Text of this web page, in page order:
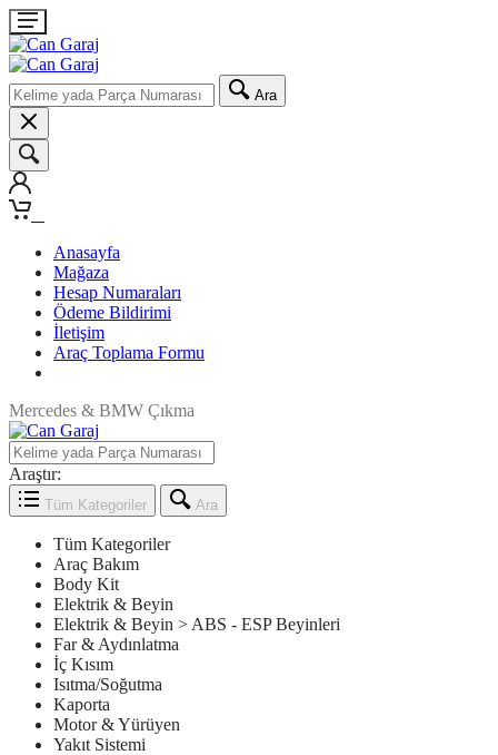
Ara
Anasayfa
Mağaza
Hesap Numaraları
Ödeme Bildirimi
İletişim
Araç Toplama Formu
Mercedes & BMW Çıkma
Araştır:
Tüm Kategoriler Ara
Tüm Kategoriler
Araç Bakım
Body Kit
Elektrik & Beyin
Elektrik & Beyin > ABS - ESP Beyinleri
Far & Aydınlatma
İç Kısım
Isıtma/Soğutma
Kaporta
Motor & Yürüyen
Yakıt Sistemi